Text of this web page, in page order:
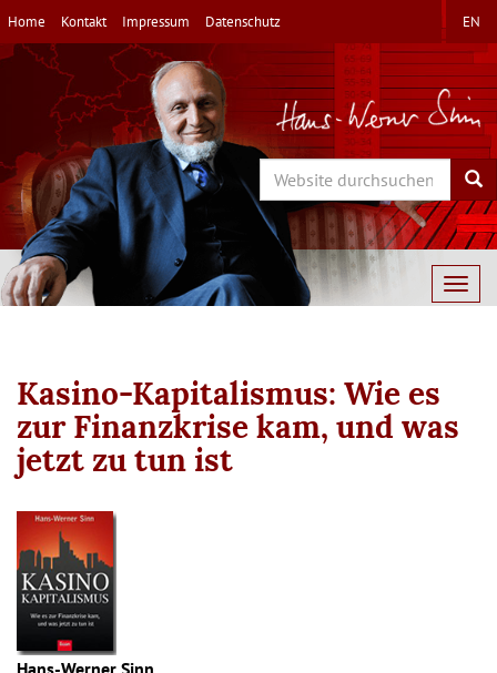
Direkt
zum
Inhalt
Home Kontakt Impressum Datenschutz EN
Search
Kasino-Kapitalismus: Wie es
zur Finanzkrise kam, und was
jetzt zu tun ist
Hans-Werner Sinn